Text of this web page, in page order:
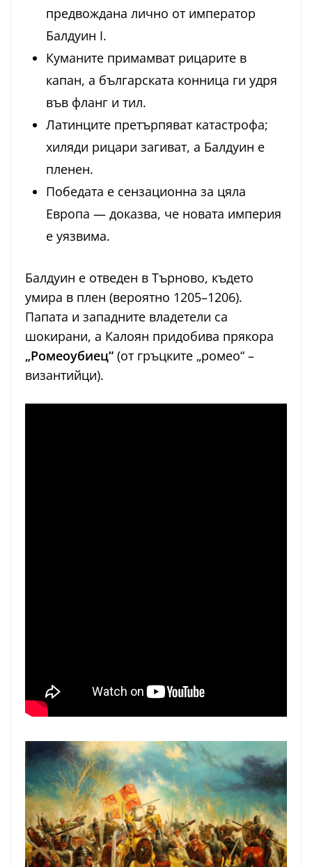
предвождана лично от император
Балдуин I.
Куманите примамват рицарите в
капан, а българската конница ги удря
във фланг и тил.
Латинците претърпяват катастрофа;
хиляди рицари загиват, а Балдуин е
пленен.
Победата е сензационна за цяла
Европа — доказва, че новата империя
е уязвима.
Балдуин е отведен в Търново, където
умира в плен (вероятно 1205–1206).
Папата и западните владетели са
шокирани, а Калоян придобива прякора
„Ромеоубиец“ (от гръцките „ромео“ –
византийци).